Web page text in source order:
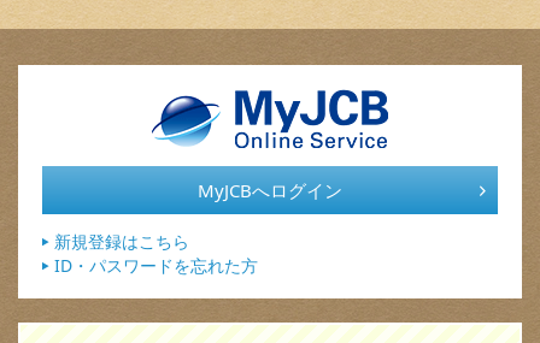
MyJCBへログイン
新規登録はこちら
ID・パスワードを忘れた方